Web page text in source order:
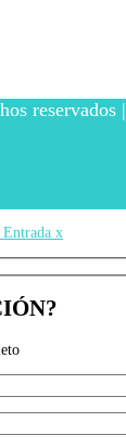
reservados |